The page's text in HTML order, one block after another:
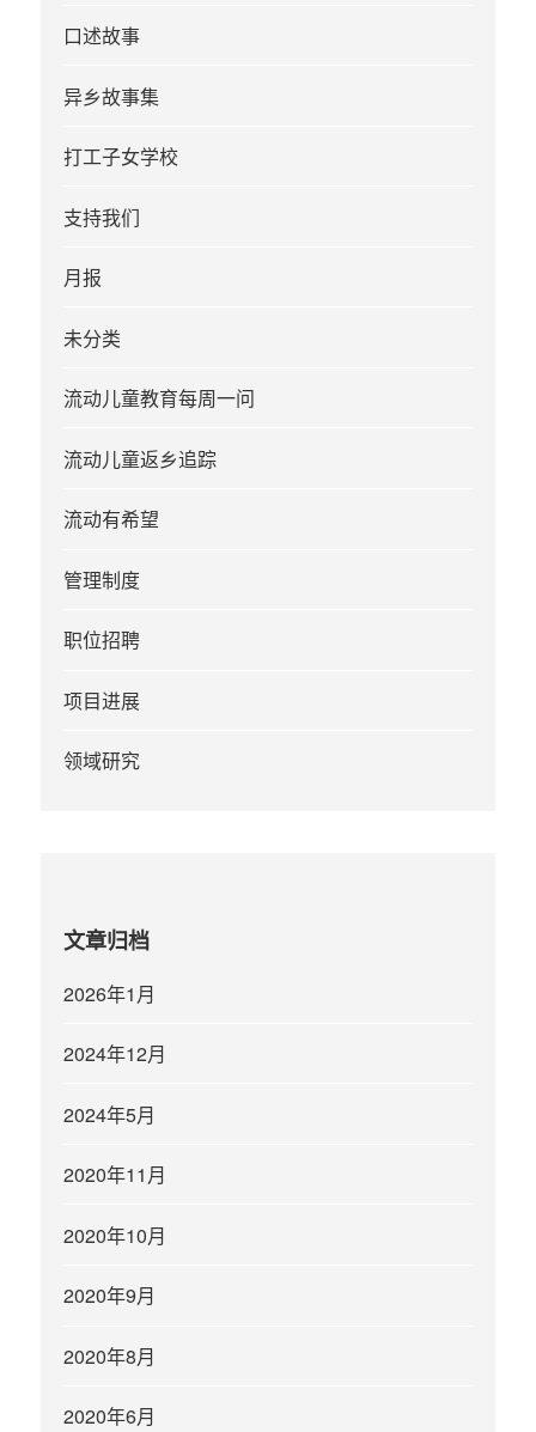
口述故事
异乡故事集
打工子女学校
支持我们
月报
未分类
流动儿童教育每周一问
流动儿童返乡追踪
流动有希望
管理制度
职位招聘
项目进展
领域研究
文章归档
2026年1月
2024年12月
2024年5月
2020年11月
2020年10月
2020年9月
2020年8月
2020年6月